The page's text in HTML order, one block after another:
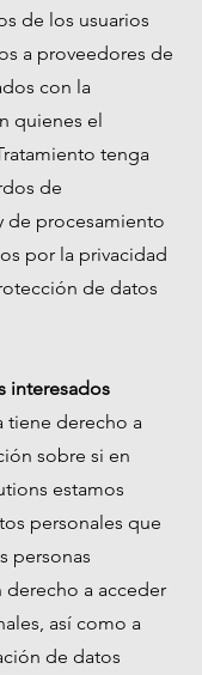
de los usuarios
a proveedores de
con la
quienes el
tenga
de
de procesamiento
por la privacidad
de datos
interesados
tiene derecho a
sobre si en
estamos
personales que
personas
derecho a acceder
así como a
de datos